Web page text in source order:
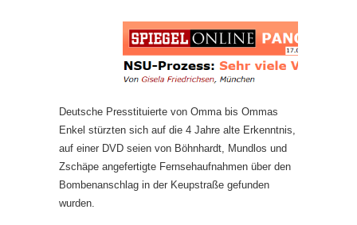
Deutsche Presstituierte von Omma bis Ommas
Enkel stürzten sich auf die 4 Jahre alte Erkenntnis,
auf einer DVD seien von Böhnhardt, Mundlos und
Zschäpe angefertigte Fernsehaufnahmen über den
Bombenanschlag in der Keupstraße gefunden
wurden.